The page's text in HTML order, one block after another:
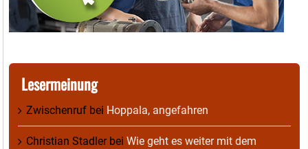
Lesermeinung
Zwischenruf bei Hoppala, angefahren
Christian Stadlerbei Wie geht es weiter mit dem